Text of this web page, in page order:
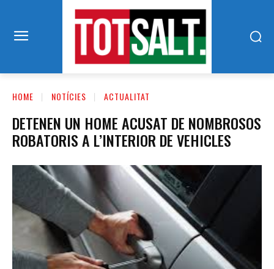
HOME NOTÍCIES ACTUALITAT
DETENEN UN HOME ACUSAT DE NOMBROSOS
ROBATORIS A L’INTERIOR DE VEHICLES